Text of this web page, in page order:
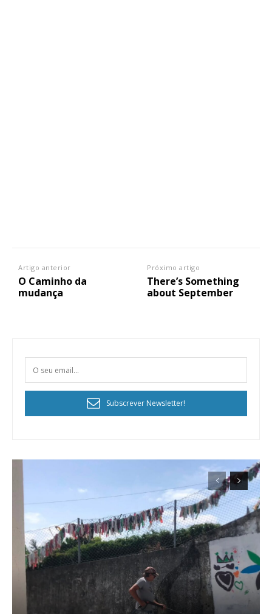
Artigo anterior
O Caminho da
mudança
Próximo artigo
There’s Something
about September
Subscrever Newsletter!